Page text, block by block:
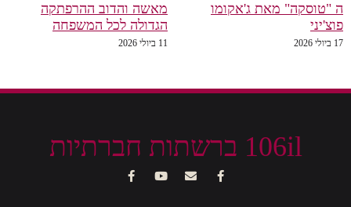
ה "טוסקה" מאת ג'אקומו
פוצ'יני
17 ביולי 2026
מאשה והדוב ההרפתקה
הגדולה לכל המשפחה
11 ביולי 2026
106il ברשתות חברתיות